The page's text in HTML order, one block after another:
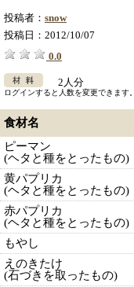
投稿者： snow
投稿日： 2012/10/07
0.0
2人分
ログインすると人数を変更できます。
食材名
ピーマン
(ヘタと種をとったもの)
黄パプリカ
(ヘタと種をとったもの)
赤パプリカ
(ヘタと種をとったもの)
もやし
えのきたけ
(石づきを取ったもの)